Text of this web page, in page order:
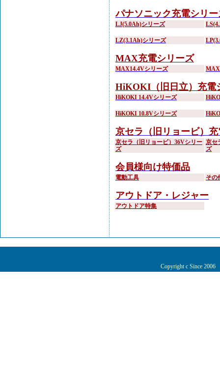
パナソニック充電シリー
LJ(5.0Ah)シリーズ
LZ(3.1Ah)シリーズ
MAX充電シリーズ
MAX14.4Vシリーズ
HiKOKI（旧日立）充電
HiKOKI 14.4Vシリーズ
HiKOKI 10.8Vシリーズ
京セラ（旧リョービ）
京セラ（旧リョービ）36Vシリー
ズ
京セ
ズ
会員様向け特価品
電動工具 その
アウトドア・レジャー
アウトドア特集
Copyright c Since